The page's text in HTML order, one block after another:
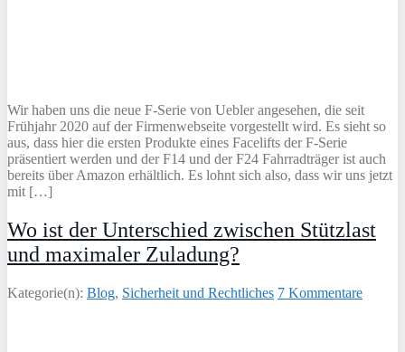
Wir haben uns die neue F-Serie von Uebler angesehen, die seit
Frühjahr 2020 auf der Firmenwebseite vorgestellt wird. Es sieht so
aus, dass hier die ersten Produkte eines Facelifts der F-Serie
präsentiert werden und der F14 und der F24 Fahrradträger ist auch
bereits über Amazon erhältlich. Es lohnt sich also, dass wir uns jetzt
mit […]
Wo ist der Unterschied zwischen Stützlast
und maximaler Zuladung?
Kategorie(n): Blog, Sicherheit und Rechtliches 7 Kommentare